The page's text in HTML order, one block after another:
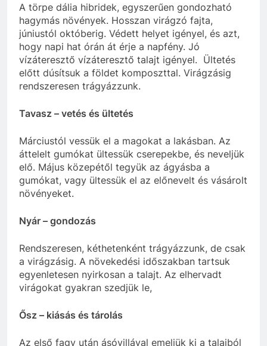
A törpe dália hibridek, egyszerűen gondozható
hagymás növények. Hosszan virágzó fajta,
júniustól októberig. Védett helyet igényel, és azt,
hogy napi hat órán át érje a napfény. Jó
vízáteresztő vízáteresztő talajt igényel. Ültetés
előtt dúsítsuk a földet komposzttal. Virágzásig
rendszeresen trágyázzunk.
Tavasz – vetés és ültetés
Márciustól vessük el a magokat a lakásban. Az
áttelelt gumókat ültessük cserepekbe, és neveljük
elő. Május közepétől tegyük az ágyásba a
gumókat, vagy ültessük el az előnevelt és vásárolt
növényeket.
Nyár – gondozás
Rendszeresen, kéthetenként trágyázzunk, de csak
a virágzásig. A növekedési időszakban tartsuk
egyenletesen nyirkosan a talajt. Az elhervadt
virágokat gyakran szedjük le,
Ősz – kiásás és tárolás
Az első fagy után ásóvillával emeljük ki a talajból